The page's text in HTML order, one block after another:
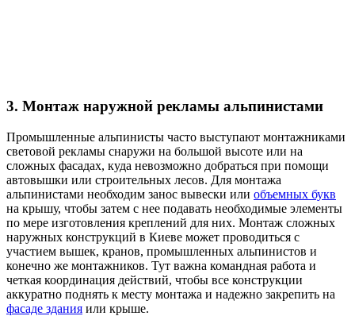
3. Монтаж наружной рекламы альпинистами
Промышленные альпинисты часто выступают монтажниками
световой рекламы снаружи на большой высоте или на
сложных фасадах, куда невозможно добраться при помощи
автовышки или строительных лесов. Для монтажа
альпинистами необходим занос вывески или объемных букв
на крышу, чтобы затем с нее подавать необходимые элементы
по мере изготовления креплений для них. Монтаж сложных
наружных конструкций в Киеве может проводиться с
участием вышек, кранов, промышленных альпинистов и
конечно же монтажников. Тут важна командная работа и
четкая координация действий, чтобы все конструкции
аккуратно поднять к месту монтажа и надежно закрепить на
фасаде здания или крыше.